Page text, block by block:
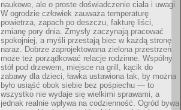
naukowe, ale o proste doświadczenie ciała i uwagi.
W ogrodzie człowiek zauważa temperaturę
powietrza, zapach po deszczu, fakturę liści,
zmianę pory dnia. Zmysły zaczynają pracować
spokojniej, a myśli przestają biec w każdą stronę
naraz. Dobrze zaprojektowana zielona przestrzeń
może też porządkować relacje rodzinne. Wspólny
stół pod drzewem, miejsce na grill, kącik do
zabawy dla dzieci, ławka ustawiona tak, by można
było usiąść obok siebie bez pośpiechu — to
wszystko nie wydaje się wielkimi sprawami, a
jednak realnie wpływa na codzienność. Ogród bywa